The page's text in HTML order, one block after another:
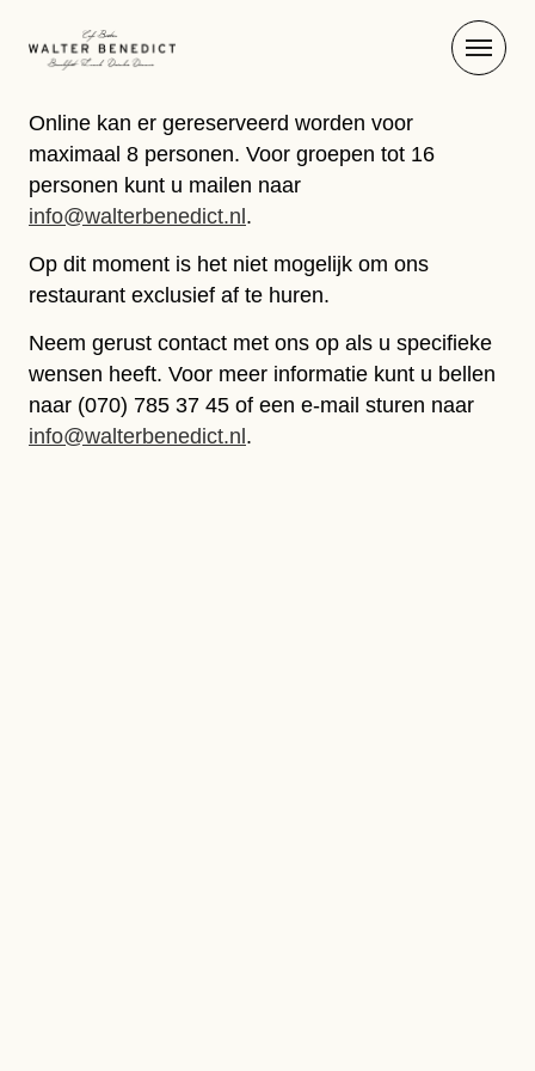
Online kan er gereserveerd worden voor
maximaal 8 personen. Voor groepen tot 16
personen kunt u mailen naar
info@walterbenedict.nl .
Op dit moment is het niet mogelijk om ons
restaurant exclusief af te huren.
Neem gerust contact met ons op als u specifieke
wensen heeft. Voor meer informatie kunt u bellen
naar (070) 785 37 45 of een e-mail sturen naar
info@walterbenedict.nl .